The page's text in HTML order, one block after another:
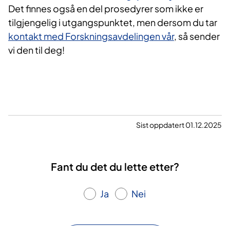
Det finnes også en del prosedyrer som ikke er
tilgjengelig i utgangspunktet, men dersom du tar
kontakt med Forskningsavdelingen vår, så sender
vi den til deg!
Sist oppdatert 01.12.2025
Fant du det du lette etter?
Ja Nei